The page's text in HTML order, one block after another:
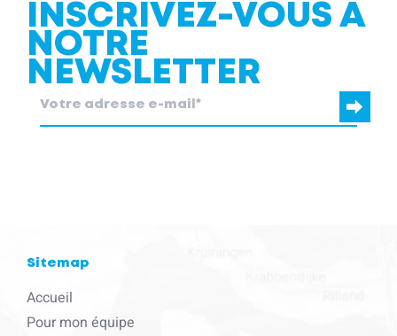
INSCRIVEZ-VOUS À
NOTRE
NEWSLETTER
Sitemap
Accueil
Pour mon équipe